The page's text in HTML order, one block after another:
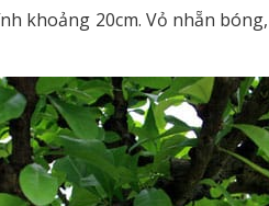
khoảng 20cm. Vỏ nhẵn